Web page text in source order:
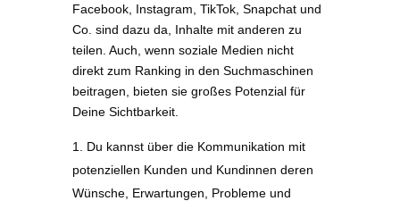
Facebook, Instagram, TikTok, Snapchat und
Co. sind dazu da, Inhalte mit anderen zu
teilen. Auch, wenn soziale Medien nicht
direkt zum Ranking in den Suchmaschinen
beitragen, bieten sie großes Potenzial für
Deine Sichtbarkeit.
Du kannst über die Kommunikation mit
potenziellen Kunden und Kundinnen deren
Wünsche, Erwartungen, Probleme und